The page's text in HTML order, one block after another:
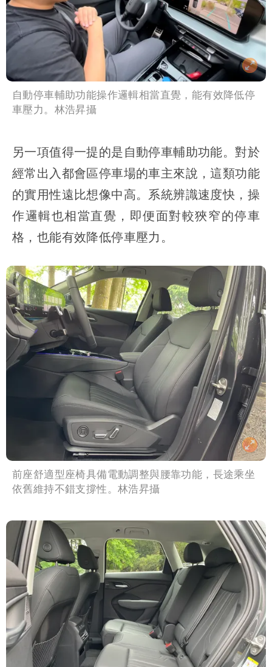
自動停車輔助功能操作邏輯相當直覺，能有效降低停
車壓力。林浩昇攝
另一項值得一提的是自動停車輔助功能。對於
經常出入都會區停車場的車主來說，這類功能
的實用性遠比想像中高。系統辨識速度快，操
作邏輯也相當直覺，即便面對較狹窄的停車
格，也能有效降低停車壓力。
前座舒適型座椅具備電動調整與腰靠功能，長途乘坐
依舊維持不錯支撐性。林浩昇攝